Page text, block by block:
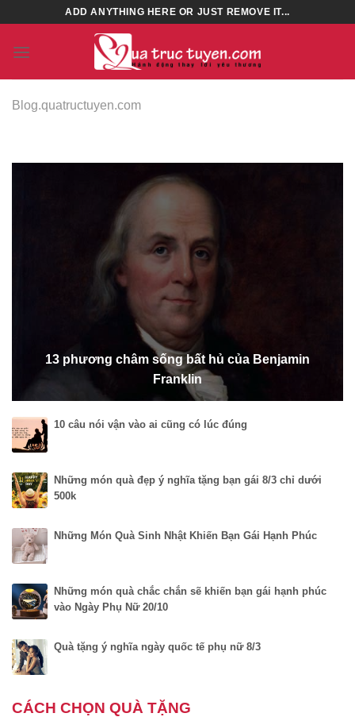
content
ADD ANYTHING HERE OR JUST REMOVE IT...
Blog.quatructuyen.com
13 phương châm sống bất hủ của Benjamin
Franklin
10 câu nói vận vào ai cũng có lúc đúng
Những món quà đẹp ý nghĩa tặng bạn gái 8/3 chỉ dưới
500k
Những Món Quà Sinh Nhật Khiến Bạn Gái Hạnh Phúc
Những món quà chắc chắn sẽ khiến bạn gái hạnh phúc
vào Ngày Phụ Nữ 20/10
Quà tặng ý nghĩa ngày quốc tế phụ nữ 8/3
CÁCH CHỌN QUÀ TẶNG